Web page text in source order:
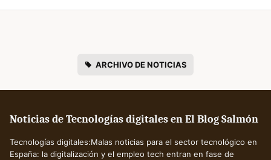
ARCHIVO DE NOTICIAS
Noticias de Tecnologías digitales en El Blog Salmón
Tecnologías digitales:Malas noticias para el sector tecnológico en
España: la digitalización y el empleo tech entran en fase de